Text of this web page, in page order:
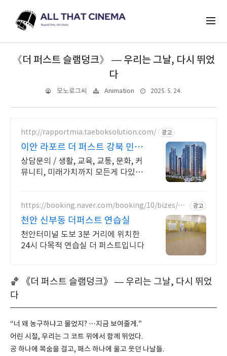
《더 퍼스트 슬램덩크》 — 우리는 그날, 다시 뛰었
다
모노로그씨 Animation 2025. 5. 24.
http://rapportmia.taeboksolution.com/ 광고
이안 라포르 더 퍼스트 강북 민간
임대 예비임차인 모집
상담문의 / 생활, 교육, 교통, 문화, 커
뮤니티, 미래가치까지 모든게 다있는
https://booking.naver.com/booking/10/bizes/86
0011
광고
천안 신부동 더퍼스트 연습실
천안터미널 도보 3분 거리에 위치한
24시 다목적 연습실 더 퍼스트입니다
🏀 《더 퍼스트 슬램덩크》 — 우리는 그날, 다시 뛰었
다
“너 왜 농구하냐고 물었지? …지금 보여줄게.”
어린 시절, 우리는 그 코트 위에서 함께 뛰었다.
공 하나에 목숨을 걸고, 패스 하나에 울고 웃던 나날들.